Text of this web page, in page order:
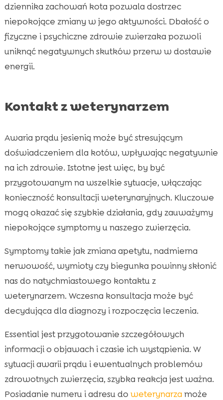
dziennika zachowań kota pozwala dostrzec
niepokojące zmiany w jego aktywności. Dbałość o
fizyczne i psychiczne zdrowie zwierzaka pozwoli
uniknąć negatywnych skutków przerw w dostawie
energii.
Kontakt z weterynarzem
Awaria prądu jesienią może być stresującym
doświadczeniem dla kotów, wpływając negatywnie
na ich zdrowie. Istotne jest więc, by być
przygotowanym na wszelkie sytuacje, włączając
konieczność konsultacji weterynaryjnych. Kluczowe
mogą okazać się szybkie działania, gdy zauważymy
niepokojące symptomy u naszego zwierzęcia.
Symptomy takie jak zmiana apetytu, nadmierna
nerwowość, wymioty czy biegunka powinny skłonić
nas do natychmiastowego kontaktu z
weterynarzem. Wczesna konsultacja może być
decydująca dla diagnozy i rozpoczęcia leczenia.
Essential jest przygotowanie szczegółowych
informacji o objawach i czasie ich wystąpienia. W
sytuacji awarii prądu i ewentualnych problemów
zdrowotnych zwierzęcia, szybka reakcja jest ważna.
Posiadanie numeru i adresu do weterynarza może